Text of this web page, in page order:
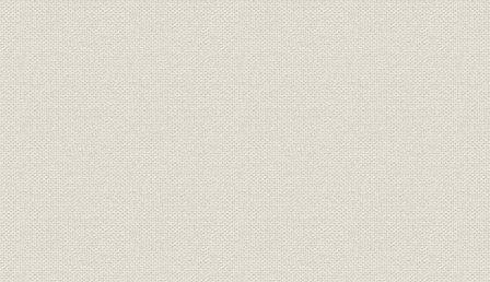
海外事業;業界
海外現法の増資 増資現法の資本
金4社比較
1984年(昭
海外事業;経営
第44期下半期海外店評価基準
(案)
1984年(昭
情報システム
コンピュータ・センター・シス
[1984年(